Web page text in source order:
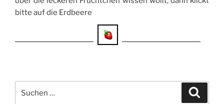
bitte auf die Erdbeere
nach: